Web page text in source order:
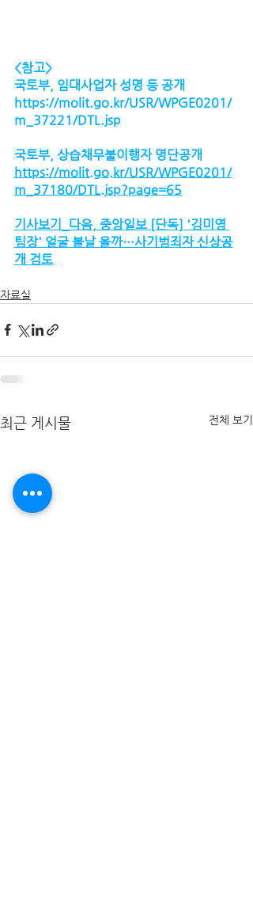
<참고>
국토부, 임대사업자 성명 등 공개
https://molit.go.kr/USR/WPGE0201/
m_37221/DTL.jsp
국토부, 상습채무불이행자 명단공개
https://molit.go.kr/USR/WPGE0201/
m_37180/DTL.jsp?page=65
기사보기_다음, 중앙일보 [단독] '김미영
팀장' 얼굴 볼날 올까…사기범죄자 신상공
개 검토
자료실
최근 게시물 전체 보기